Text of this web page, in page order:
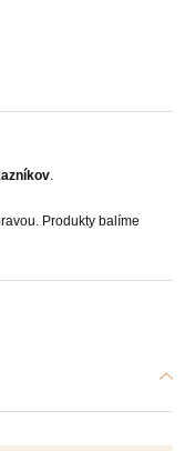
.
Produkty balíme